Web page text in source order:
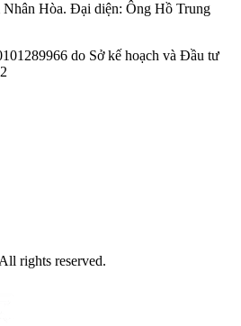
Hòa. Đại diện: Ông Hồ Trung
do Sở kế hoạch và Đầu tư
rights reserved.